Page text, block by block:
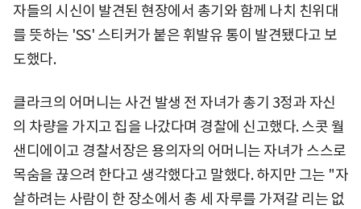
자들의 시신이 발견된 현장에서 총기와 함께 나치 친위대
를 뜻하는 'SS' 스티커가 붙은 휘발유 통이 발견됐다고 보
도했다.
클라크의 어머니는 사건 발생 전 자녀가 총기 3정과 자신
의 차량을 가지고 집을 나갔다며 경찰에 신고했다. 스콧 월
샌디에이고 경찰서장은 용의자의 어머니는 자녀가 스스로
목숨을 끊으려 한다고 생각했다고 말했다. 하지만 그는 "자
살하려는 사람이 한 장소에서 총 세 자루를 가져갈 리는 없